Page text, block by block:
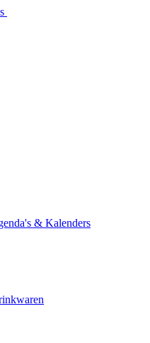
& Kalenders